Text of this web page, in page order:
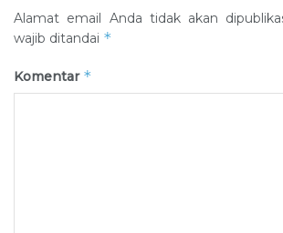
Alamat email Anda tidak akan
wajib ditandai *
Komentar *